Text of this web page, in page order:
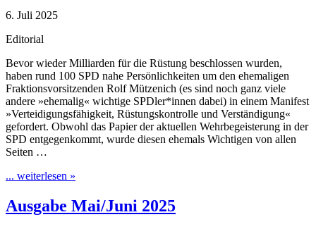
6. Juli 2025
Editorial
Bevor wieder Milliarden für die Rüstung beschlossen wurden,
haben rund 100 SPD nahe Persönlichkeiten um den ehemaligen
Fraktionsvorsitzenden Rolf Mützenich (es sind noch ganz viele
andere »ehemalig« wichtige SPDler*innen dabei) in einem Manifest
»Verteidigungsfähigkeit, Rüstungskontrolle und Verständigung«
gefordert. Obwohl das Papier der aktuellen Wehrbegeisterung in der
SPD entgegenkommt, wurde diesen ehemals Wichtigen von allen
Seiten …
... weiterlesen »
Ausgabe Mai/Juni 2025